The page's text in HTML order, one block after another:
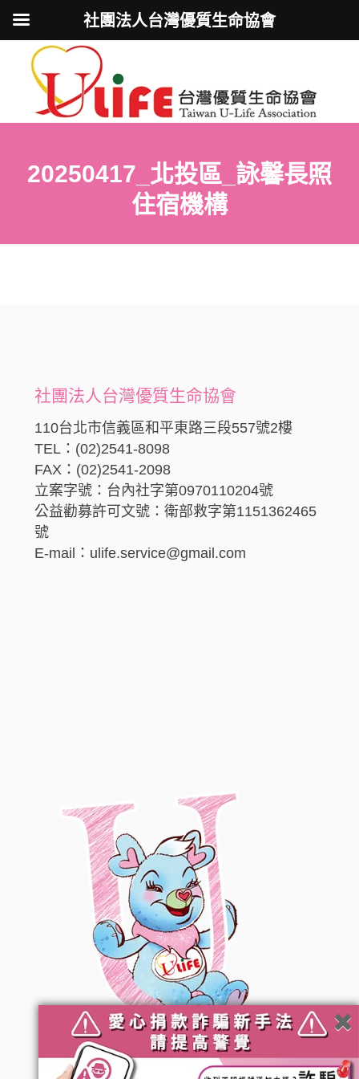
20250417_北投區_詠馨長照
住宿機構
社團法人台灣優質生命協會
110台北市信義區和平東路三段557號2樓
TEL：(02)2541-8098
FAX：(02)2541-2098
立案字號：台內社字第0970110204號
公益勸募許可文號：衛部救字第1151362465
號
E-mail：ulife.service@gmail.com
社團法人台灣優質生命協會